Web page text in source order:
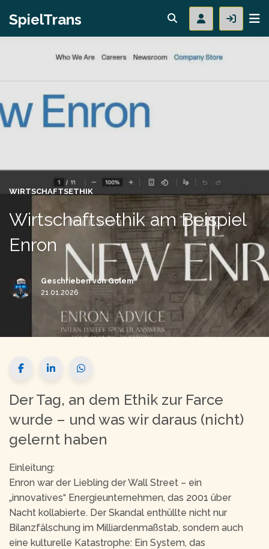
SpielTrans
WIRTSCHAFTSETHIK
Wirtschaftsethik am Beispiel
Enron
Geschrieben vonGolem
21.01.2026
Der Tag, an dem Ethik zur Farce
wurde – und was wir daraus (nicht)
gelernt haben
Einleitung:
Enron war der Liebling der Wall Street – ein
„innovatives“ Energieunternehmen, das 2001 über
Nacht kollabierte. Der Skandal enthüllte nicht nur
Bilanzfälschung im Milliardenmaßstab, sondern auch
eine kulturelle Katastrophe: Ein System, das